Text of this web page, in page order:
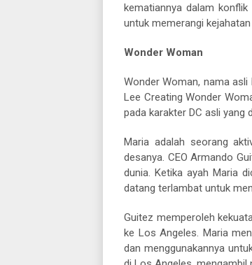
kematiannya dalam
untuk memerangi
Wonder Woman
Wonder Woman, nama
Lee Creating Wonder
pada karakter DC asli yang
Maria adalah seorang
desanya. CEO Armando
dunia. Ketika ayah Maria
datang terlambat untuk
Guitez memperoleh
ke Los Angeles. Maria
dan menggunakannya